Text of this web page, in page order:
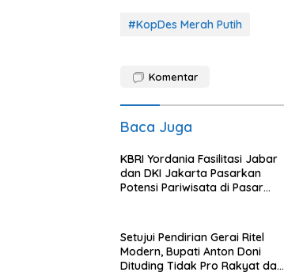
#KopDes Merah Putih
Komentar
Baca Juga
KBRI Yordania Fasilitasi Jabar
dan DKI Jakarta Pasarkan
Potensi Pariwisata di Pasar
Setujui Pendirian Gerai Ritel
Modern, Bupati Anton Doni
Dituding Tidak Pro Rakyat dan